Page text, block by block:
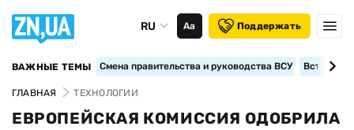
RU Аа Поддержать
ВАЖНЫЕ ТЕМЫ Смена правительства и руководства ВСУ
ГЛАВНАЯ ТЕХНОЛОГИИ
ЕВРОПЕЙСКАЯ КОМИССИЯ ОДОБРИЛА